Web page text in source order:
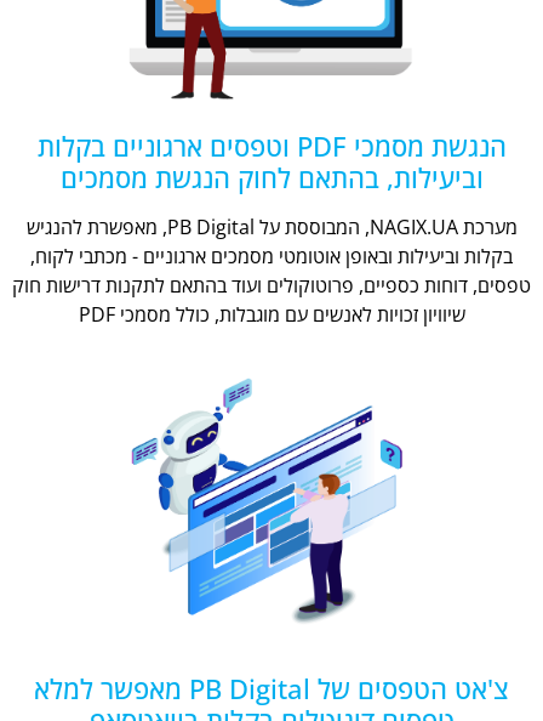
הנגשת מסמכי PDF וטפסים ארגוניים בקלות
וביעילות, בהתאם לחוק הנגשת מסמכים
מערכת NAGIX.UA, המבוססת על PB Digital, מאפשרת להנגיש
בקלות וביעילות ובאופן אוטומטי מסמכים ארגוניים - מכתבי לקוח,
טפסים, דוחות כספיים, פרוטוקולים ועוד בהתאם לתקנות דרישות חוק
שיוויון זכויות לאנשים עם מוגבלות, כולל מסמכי PDF
צ'אט הטפסים של PB Digital מאפשר למלא